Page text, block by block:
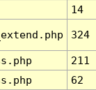
14
324
211
62